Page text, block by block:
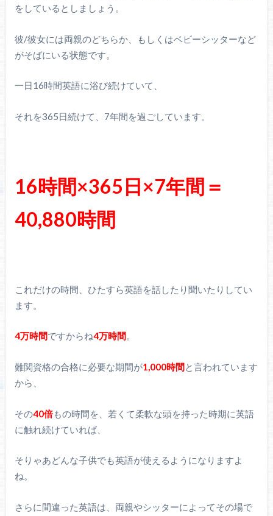
をしているとしましょう。
彼/彼女には両親のどちらか、もしくはベビーシッターなど
がそばにいる状態です。
一日16時間英語に浴び続けていて、
それを365日続けて、7年間を過ごしています。
16時間×365日×7年間＝
40,880時間
これだけの時間、ひたすら英語を話したり聞いたりしてい
ます。
4万時間ですからね4万時間 。
難関資格の合格に必要な期間が1,000時間と言われています
から、
その40倍もの時間を、若くて柔軟な頭を持った時期に英語
に触れ続けていれば、
そりゃあどんな子供でも英語が使えるようになりますよ
ね。
さらに間違った英語は、両親やシッターによってその場で